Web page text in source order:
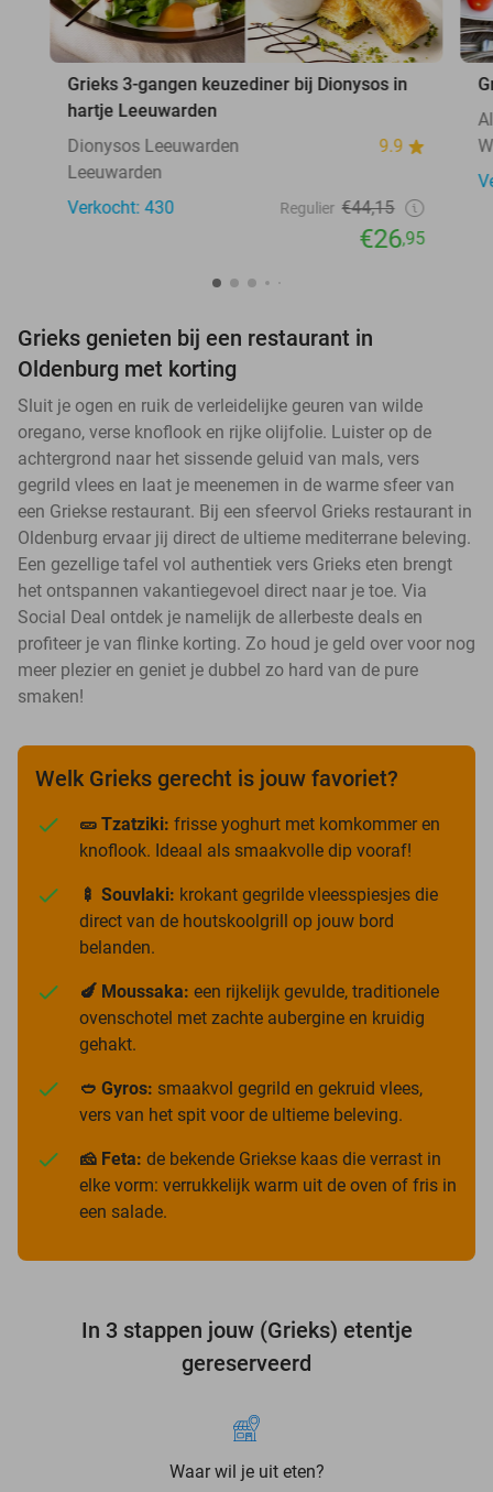
Grieks 3-gangen keuzediner bij Dionysos in
hartje Leeuwarden
Dionysos Leeuwarden
9.9
Leeuwarden
Verkocht: 430
Regulier €44,15
€26,95
Grieks genieten bij een restaurant in
Oldenburg met korting
Sluit je ogen en ruik de verleidelijke geuren van wilde
oregano, verse knoflook en rijke olijfolie. Luister op de
achtergrond naar het sissende geluid van mals, vers
gegrild vlees en laat je meenemen in de warme sfeer van
een Griekse restaurant. Bij een sfeervol Grieks restaurant in
Oldenburg ervaar jij direct de ultieme mediterrane beleving.
Een gezellige tafel vol authentiek vers Grieks eten brengt
het ontspannen vakantiegevoel direct naar je toe. Via
Social Deal ontdek je namelijk de allerbeste deals en
profiteer je van flinke korting. Zo houd je geld over voor nog
meer plezier en geniet je dubbel zo hard van de pure
smaken!
Welk Grieks gerecht is jouw favoriet?
🥒 Tzatziki: frisse yoghurt met komkommer en
knoflook. Ideaal als smaakvolle dip vooraf!
🍢 Souvlaki: krokant gegrilde vleesspiesjes die
direct van de houtskoolgrill op jouw bord
belanden.
🍆 Moussaka: een rijkelijk gevulde, traditionele
ovenschotel met zachte aubergine en kruidig
gehakt.
🥙 Gyros: smaakvol gegrild en gekruid vlees,
vers van het spit voor de ultieme beleving.
🧀 Feta: de bekende Griekse kaas die verrast in
elke vorm: verrukkelijk warm uit de oven of fris in
een salade.
In 3 stappen jouw (Grieks) etentje
gereserveerd
Waar wil je uit eten?